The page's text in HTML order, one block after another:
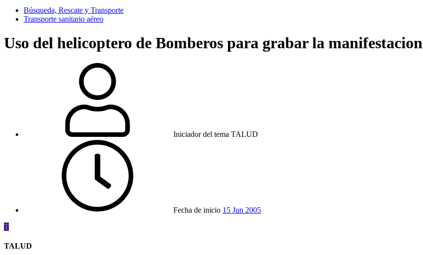
Búsqueda, Rescate y Transporte
Transporte sanitario aéreo
Uso del helicoptero de Bomberos para grabar la manifestacion
Iniciador del tema TALUD
Fecha de inicio 15 Jun 2005
T
TALUD